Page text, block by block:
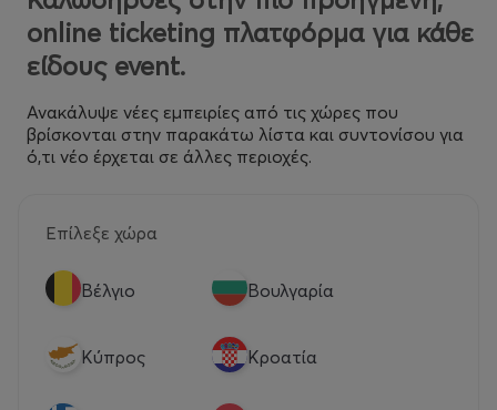
online ticketing πλατφόρμα για κάθε
είδους event.
Ανακάλυψε νέες εμπειρίες από τις χώρες που
βρίσκονται στην παρακάτω λίστα και συντονίσου για
ό,τι νέο έρχεται σε άλλες περιοχές.
Επίλεξε χώρα
Βέλγιο Βουλγαρία
Κύπρος Κροατία